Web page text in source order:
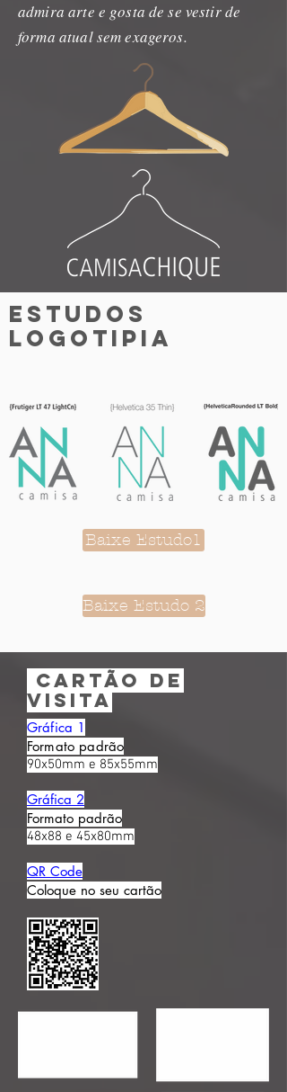
admira arte e gosta de se vestir de
forma atual sem exageros.
Estudos
logotipia
Baixe Estudo1
Baixe Estudo 2
cartão de
visita
Gráfica 1
Formato padrão
90x50mm e 85x55mm
Gráfica 2
Formato padrão
48x88 e 45x80mm
QR Code
Coloque no seu cartão